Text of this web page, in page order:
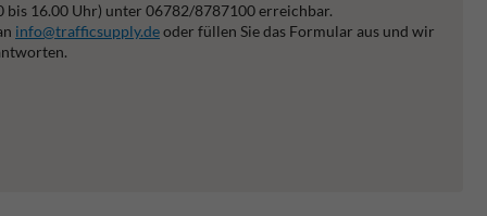
bis 16.00 Uhr) unter 06782/8787100 erreichbar.
info@trafficsupply.deoder füllen Sie das Formular aus und wir